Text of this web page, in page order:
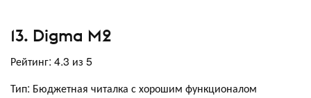
13. Digma M2
Рейтинг: 4.3 из 5
Тип: Бюджетная читалка с хорошим функционалом